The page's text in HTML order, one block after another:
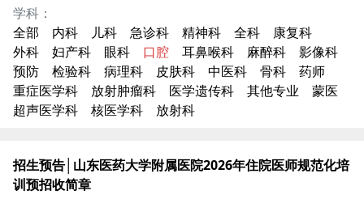
学科：
全部
内科 儿科 急诊科 精神科 全科
康复科
外科
妇产科 眼科 口腔 耳鼻喉科 麻醉科
影像科
预防
检验科 病理科 皮肤科 中医科 骨科
药师
重症医学科
放射肿瘤科 医学遗传科 其他专业
蒙医
超声医学科
核医学科 放射科
招生预告│山东医药大学附属医院2026年住院医师规范化培
训预招收简章